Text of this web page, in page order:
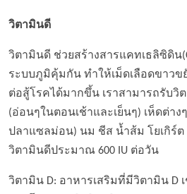
วิตามินดี
วิตามินดี ช่วยสร้างสารแคทเธลิซิดิน
ระบบภูมิคุ้มกัน ทำให้เม็ดเลือดขาวข
ต่อสู้โรคได้มากขึ้น เราสามารถรับวิ
(อ่อนๆในตอนเช้าและเย็นๆ) เห็ดต่าง
ปลาแซลม่อน) นม ชีส น้ำส้ม โยเกิร์ต
วิตามินดีประมาณ 600 IU ต่อวัน
วิตามิน D: อาหารเสริมที่มีวิตามิน D